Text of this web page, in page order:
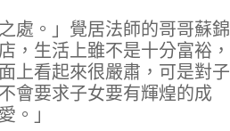
處。」覺居法師的哥哥蘇錦
，生活上雖不是十分富裕，
上看起來很嚴肅，可是對子
會要求子女要有輝煌的成
。」